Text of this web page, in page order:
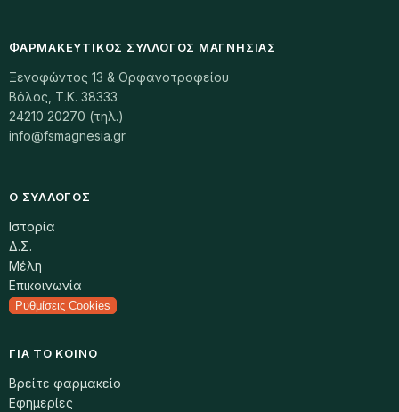
ΦΑΡΜΑΚΕΥΤΙΚΌΣ ΣΎΛΛΟΓΟΣ ΜΑΓΝΗΣΊΑΣ
Ξενοφώντος 13 & Ορφανοτροφείου
Βόλος, Τ.Κ. 38333
24210 20270 (τηλ.)
info@fsmagnesia.gr
Ο ΣΎΛΛΟΓΟΣ
Ιστορία
Δ.Σ.
Μέλη
Επικοινωνία
Ρυθμίσεις Cookies
ΓΙΑ ΤΟ ΚΟΙΝΌ
Βρείτε φαρμακείο
Εφημερίες